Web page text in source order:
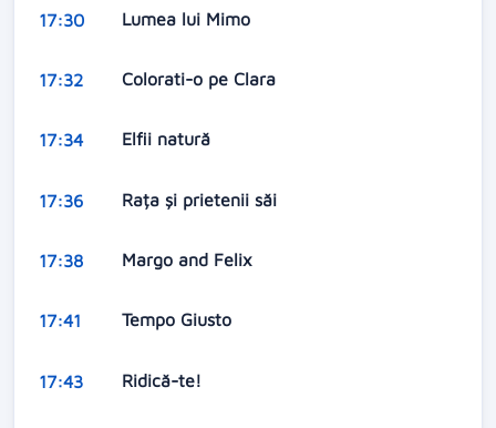
17:30 Lumea lui Mimo
17:32 Colorati-o pe Clara
17:34 Elfii natură
17:36 Rața și prietenii săi
17:38 Margo and Felix
17:41 Tempo Giusto
17:43 Ridică-te!